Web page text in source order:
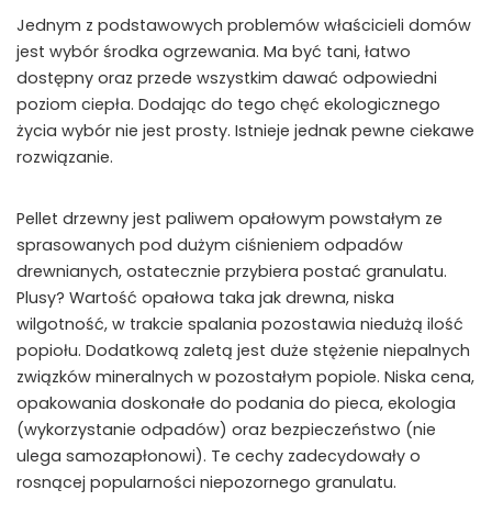
Jednym z podstawowych problemów właścicieli domów
jest wybór środka ogrzewania. Ma być tani, łatwo
dostępny oraz przede wszystkim dawać odpowiedni
poziom ciepła. Dodając do tego chęć ekologicznego
życia wybór nie jest prosty. Istnieje jednak pewne ciekawe
rozwiązanie.
Pellet drzewny jest paliwem opałowym powstałym ze
sprasowanych pod dużym ciśnieniem odpadów
drewnianych, ostatecznie przybiera postać granulatu.
Plusy? Wartość opałowa taka jak drewna, niska
wilgotność, w trakcie spalania pozostawia niedużą ilość
popiołu. Dodatkową zaletą jest duże stężenie niepalnych
związków mineralnych w pozostałym popiole. Niska cena,
opakowania doskonałe do podania do pieca, ekologia
(wykorzystanie odpadów) oraz bezpieczeństwo (nie
ulega samozapłonowi). Te cechy zadecydowały o
rosnącej popularności niepozornego granulatu.